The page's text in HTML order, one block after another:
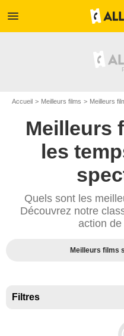
menu
Accueil Meilleurs films Meilleurs
Meilleurs
les
Quels sont les
Découvrez notre
action
Meilleurs films
Filtres